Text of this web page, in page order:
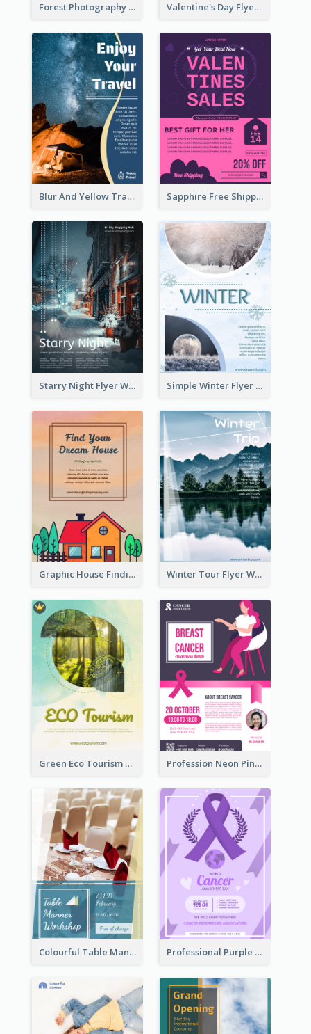
Forest Photography Flyer Of ECO Tourism Valentine's Day Flyer With Photo Of Couple
Blur And Yellow Travelling Flyer Decorated With Photo Sapphire Free Shipping Flyer Design Ideas
Starry Night Flyer With Street View Simple Winter Flyer With Snow Decorations
Graphic House Finding Flyer In Warm Colour Tone Winter Tour Flyer With Photo Of Snow Mountain
Green Eco Tourism Flyer With Photos Of Forest Profession Neon Pink Flyer Ribbon Design Template
Colourful Table Manner Course Flyer With Details Professional Purple Ribbon And Globe Flyer Design Idea